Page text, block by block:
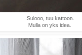
Sulooo, tuu kattoon.
Mulla on yks idea.